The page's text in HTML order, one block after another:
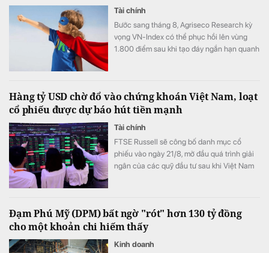
Tài chính
Bước sang tháng 8, Agriseco Research kỳ
vọng VN-Index có thể phục hồi lên vùng
1.800 điểm sau khi tạo đáy ngắn hạn quanh
Hàng tỷ USD chờ đổ vào chứng khoán Việt Nam, loạt
cổ phiếu được dự báo hút tiền mạnh
Tài chính
FTSE Russell sẽ công bố danh mục cổ
phiếu vào ngày 21/8, mở đầu quá trình giải
ngân của các quỹ đầu tư sau khi Việt Nam
đầu tiên.
Đạm Phú Mỹ (DPM) bất ngờ "rót" hơn 130 tỷ đồng
cho một khoản chi hiếm thấy
Kinh doanh